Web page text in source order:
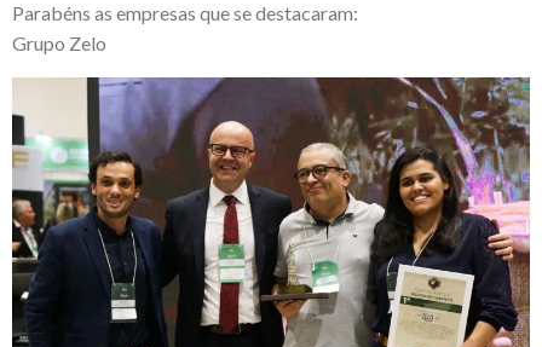
Parabéns as empresas que se destacaram:
Grupo Zelo